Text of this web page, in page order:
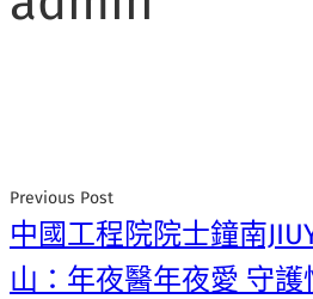
Previous Post
中國工程院院士鐘南
山：年夜醫年夜愛 守護